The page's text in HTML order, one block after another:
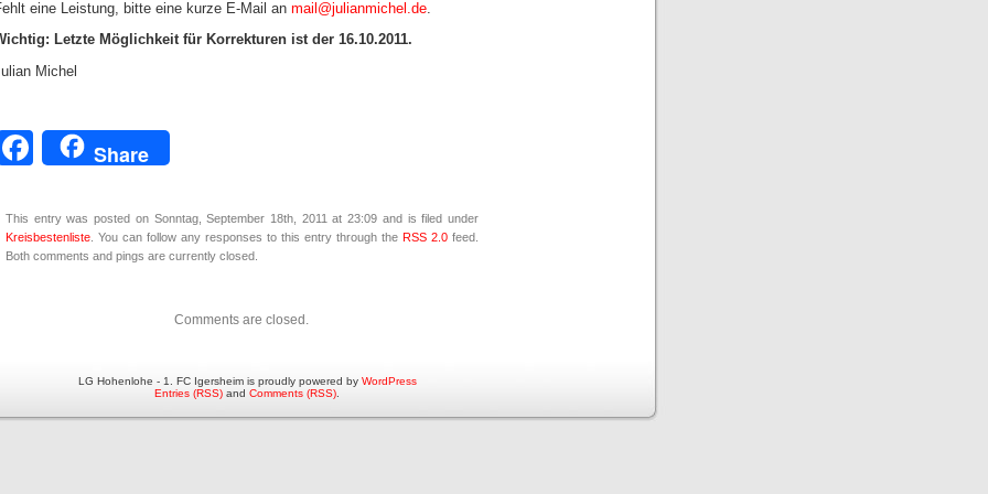
eine Leistung, bitte eine kurze E-Mail an mail@julianmichel.de
Letzte Möglichkeit für Korrekturen ist der 16.10.2011.
Michel
Facebook
Share
This entry was posted on Sonntag, September 18th, 2011 at 23:09 and is filed under
Kreisbestenliste . You can follow any responses to this entry through the RSS 2.0 feed.
Both comments and pings are currently closed.
Comments are closed.
LG Hohenlohe - 1. FC Igersheim is proudly powered by WordPress
Entries (RSS) and Comments (RSS)